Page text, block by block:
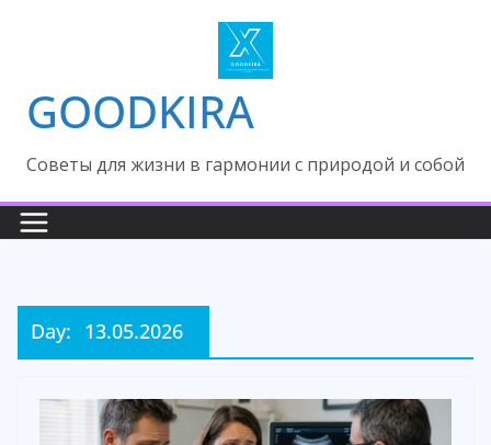
GOODKIRA
Cоветы для жизни в гармонии с природой и собой
Day: 13.05.2026